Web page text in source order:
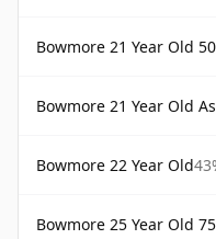
Bowmore 21 Year Old
Bowmore 21 Year Old Aston
Bowmore 22 Year Old
Bowmore 25 Year Old